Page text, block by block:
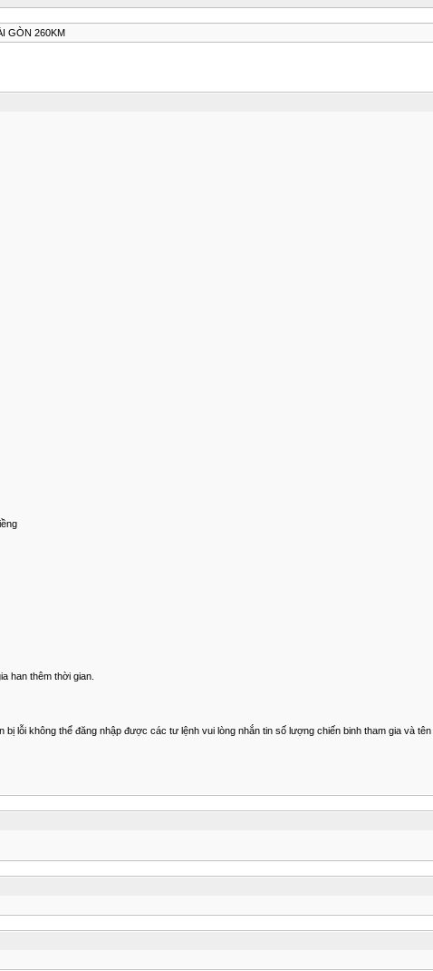
GÒN 260KM
han thêm thời gian.
lỗi không thể đăng nhập được các tư lệnh vui lòng nhắn tin số lượng chiến binh tham gia và